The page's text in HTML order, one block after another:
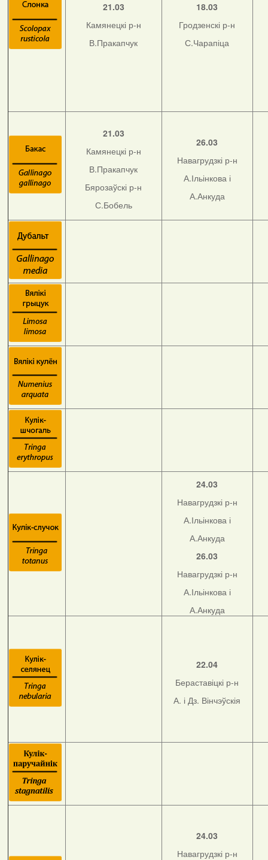
21.03
Камянецкі р-н
В.Пракапчук
18.03
Гродзенскі р-н
С.Чарапіца
21.03
Камянецкі р-н
В.Пракапчук
Бярозаўскі р-н
С.Бобель
26.03
Навагрудзкі р-н
А.Ільінкова і
А.Анкуда
24.03
Навагрудзкі р-н
А.Ільінкова і
А.Анкуда
26.03
Навагрудзкі р-н
А.Ільінкова і
А.Анкуда
22.04
Бераставіцкі р-н
А. і Дз. Вінчэўскія
24.03
Навагрудзкі р-н